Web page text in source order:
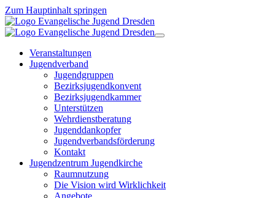
Zum Hauptinhalt springen
Veranstaltungen
Jugendverband
Jugendgruppen
Bezirksjugendkonvent
Bezirksjugendkammer
Unterstützen
Wehrdienstberatung
Jugenddankopfer
Jugendverbandsförderung
Kontakt
Jugendzentrum Jugendkirche
Raumnutzung
Die Vision wird Wirklichkeit
Angebote